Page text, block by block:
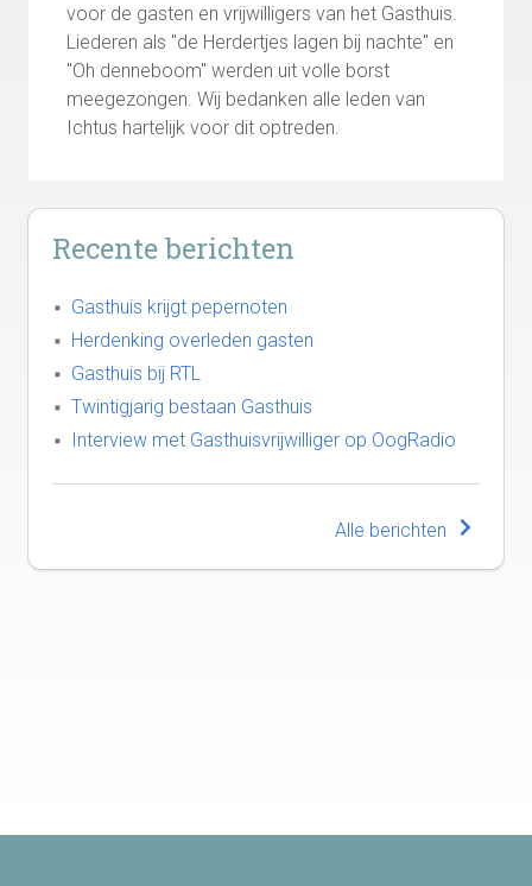
voor de gasten en vrijwilligers van het Gasthuis.
Liederen als "de Herdertjes lagen bij nachte" en
"Oh denneboom" werden uit volle borst
meegezongen. Wij bedanken alle leden van
Ichtus hartelijk voor dit optreden.
Recente berichten
Gasthuis krijgt pepernoten
Herdenking overleden gasten
Gasthuis bij RTL
Twintigjarig bestaan Gasthuis
Interview met Gasthuisvrijwilliger op OogRadio
Alle berichten